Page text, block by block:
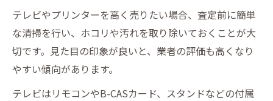
テレビやプリンターを高く売りたい場合、査定前に簡単
な清掃を行い、ホコリや汚れを取り除いておくことが大
切です。見た目の印象が良いと、業者の評価も高くなり
やすい傾向があります。
テレビはリモコンやB-CASカード、スタンドなどの付属